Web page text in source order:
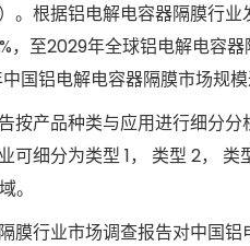
。根据铝电解电容器隔膜行
，至2029年全球铝电解电容
国铝电解电容器隔膜市场规模
按产品种类与应用进行细分
可细分为类型 1， 类型 2，
。
膜行业市场调查报告对中国